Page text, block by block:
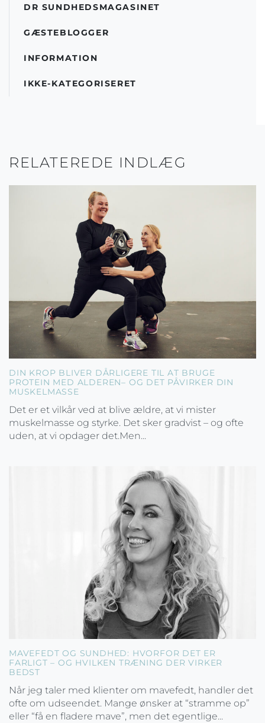
DR SUNDHEDSMAGASINET
GÆSTEBLOGGER
INFORMATION
IKKE-KATEGORISERET
RELATEREDE INDLÆG
DIN KROP BLIVER DÅRLIGERE TIL AT BRUGE
PROTEIN MED ALDEREN– OG DET PÅVIRKER DIN
MUSKELMASSE
Det er et vilkår ved at blive ældre, at vi mister
muskelmasse og styrke. Det sker gradvist – og ofte
uden, at vi opdager det.Men...
MAVEFEDT OG SUNDHED: HVORFOR DET ER
FARLIGT – OG HVILKEN TRÆNING DER VIRKER
BEDST
Når jeg taler med klienter om mavefedt, handler det
ofte om udseendet. Mange ønsker at “stramme op”
eller “få en fladere mave”, men det egentlige...